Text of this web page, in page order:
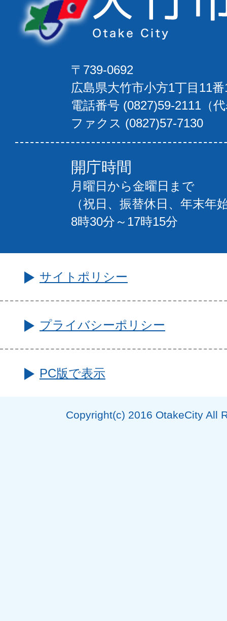
〒739-0692
広島県大竹市小方1丁目11
電話番号 (0827)59-2111（
ファクス (0827)57-7130
開庁時間
月曜日から金曜日まで
（祝日、振替休日、年末年
8時30分～17時15分
サイトポリシー
プライバシーポリシー
PC版で表示
Copyright(c) 2016 OtakeCity All